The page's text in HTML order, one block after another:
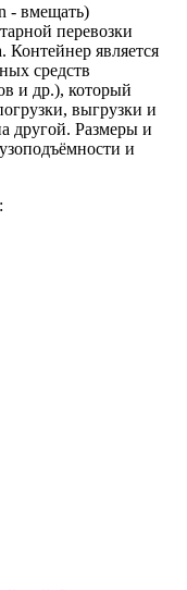
- вмещать)
перевозки
Контейнер является
средств
и др.), который
выгрузки и
другой. Размеры и
и